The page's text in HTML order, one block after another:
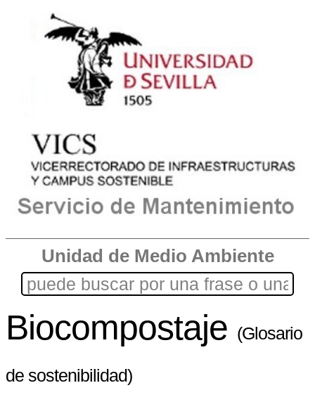
Unidad de Medio Ambiente
Biocompostaje (Glosario
de sostenibilidad)